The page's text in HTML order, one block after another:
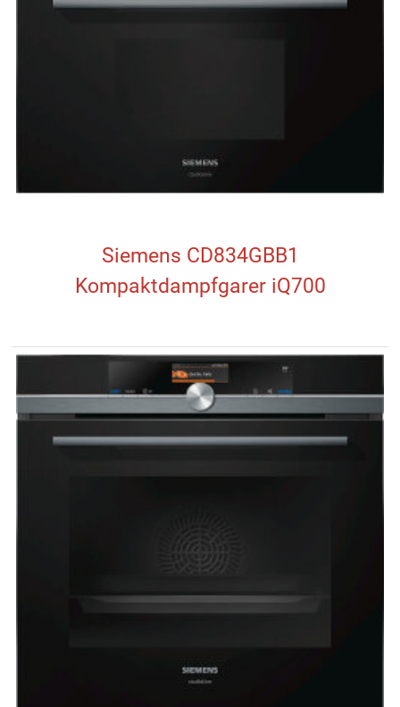
Siemens CD834GBB1
Kompaktdampfgarer iQ700